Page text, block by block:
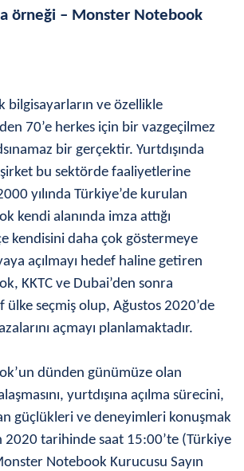
örneği – Monster Notebook
bilgisayarların ve özellikle
70’e herkes için bir vazgeçilmez
bir gerçektir. Yurtdışında
şirket bu sektörde faaliyetlerine
yılında Türkiye’de kurulan
kendi alanında imza attığı
kendisini daha çok göstermeye
açılmayı hedef haline getiren
KKTC ve Dubai’den sonra
ülke seçmiş olup, Ağustos 2020’de
açmayı planlamaktadır.
dünden günümüze olan
yurtdışına açılma sürecini,
güçlükleri ve deneyimleri konuşmak
2020 tarihinde saat 15:00’te (Türkiye
Notebook Kurucusu Sayın